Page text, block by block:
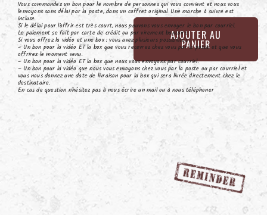
AJOUTER AU
PANIER
Vous commandez un bon pour le nombre de personnes qui vous convient et nous vous
l’envoyons sans délai par la poste, dans un coffret original. Une marche à suivre est
incluse.
Si le délai pour l’offrir est très court, nous pouvons vous envoyer le bon par courriel.
Le paiement se fait par carte de crédit ou par virement bancaire.
Si vous offrez la vidéo et une box : vous avez plusieurs possibilités :
– Un bon pour la vidéo ET la box que vous recevrez chez vous par la poste et que vous
offrirez le moment venu.
– Un bon pour la vidéo ET la box que nous vous envoyons par courriel.
– Un bon pour la vidéo que nous vous envoyons chez vous par la poste ou par courriel et
vous nous donnez une date de livraison pour la box qui sera livrée directement chez le
destinataire.
En cas de question n’hésitez pas à nous écrire un mail ou à nous téléphoner